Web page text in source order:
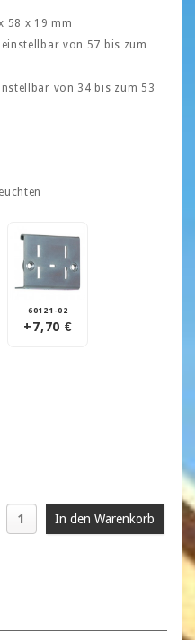
58 x 19 mm
von 57 bis zum
von 34 bis zum 53
60121-02
+7,70 €